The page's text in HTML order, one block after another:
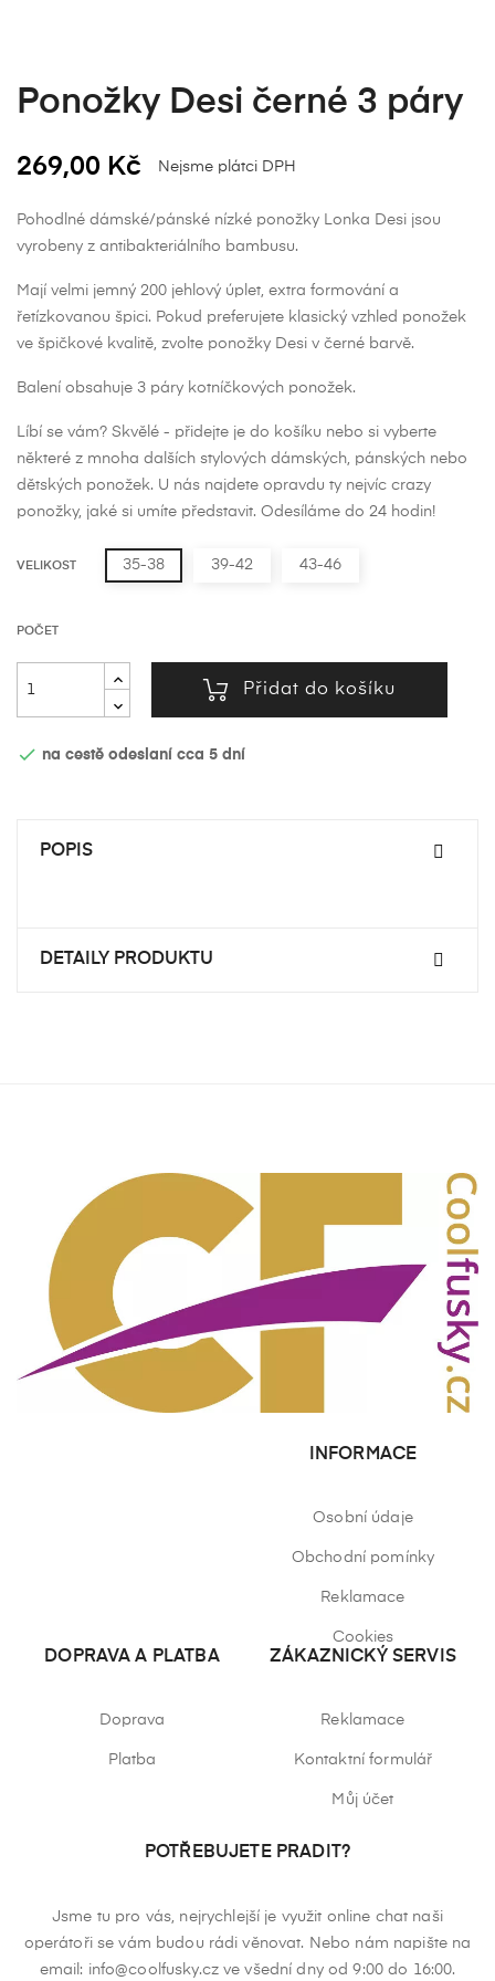
Ponožky Desi černé 3 páry
269,00 Kč Nejsme plátci DPH
Pohodlné dámské/pánské nízké ponožky Lonka Desi jsou
vyrobeny z antibakteriálního bambusu.
Mají velmi jemný 200 jehlový úplet, extra formování a
řetízkovanou špici. Pokud preferujete klasický vzhled ponožek
ve špičkové kvalitě, zvolte ponožky Desi v černé barvě.
Balení obsahuje 3 páry kotníčkových ponožek.
Líbí se vám? Skvělé - přidejte je do košíku nebo si vyberte
některé z mnoha dalších stylových dámských, pánských nebo
dětských ponožek. U nás najdete opravdu ty nejvíc crazy
ponožky, jaké si umíte představit. Odesíláme do 24 hodin!
VELIKOST 35-38 39-42 43-46
POČET
Přidat do košíku
 na cestě odeslaní cca 5 dní
POPIS
DETAILY PRODUKTU
INFORMACE
Osobní údaje
Obchodní pomínky
Reklamace
Cookies
DOPRAVA A PLATBA
Doprava
Platba
ZÁKAZNICKÝ SERVIS
Reklamace
Kontaktní formulář
Můj účet
POTŘEBUJETE PRADIT?
Jsme tu pro vás, nejrychlejší je využit online chat naši
operátoři se vám budou rádi věnovat. Nebo nám napište na
email: info@coolfusky.cz ve všední dny od 9:00 do 16:00.